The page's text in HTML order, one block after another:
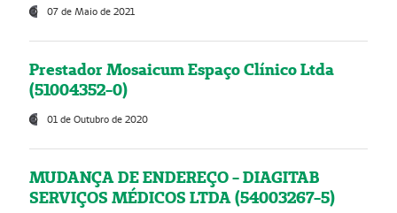
07 de Maio de 2021
Prestador Mosaicum Espaço Clínico Ltda
(51004352-0)
01 de Outubro de 2020
MUDANÇA DE ENDEREÇO - DIAGITAB
SERVIÇOS MÉDICOS LTDA (54003267-5)